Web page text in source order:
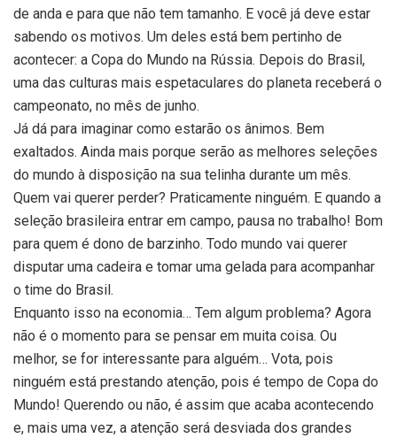
de anda e para que não tem tamanho. E você já deve estar
sabendo os motivos. Um deles está bem pertinho de
acontecer: a Copa do Mundo na Rússia. Depois do Brasil,
uma das culturas mais espetaculares do planeta receberá o
campeonato, no mês de junho.
Já dá para imaginar como estarão os ânimos. Bem
exaltados. Ainda mais porque serão as melhores seleções
do mundo à disposição na sua telinha durante um mês.
Quem vai querer perder? Praticamente ninguém. E quando a
seleção brasileira entrar em campo, pausa no trabalho! Bom
para quem é dono de barzinho. Todo mundo vai querer
disputar uma cadeira e tomar uma gelada para acompanhar
o time do Brasil.
Enquanto isso na economia… Tem algum problema? Agora
não é o momento para se pensar em muita coisa. Ou
melhor, se for interessante para alguém… Vota, pois
ninguém está prestando atenção, pois é tempo de Copa do
Mundo! Querendo ou não, é assim que acaba acontecendo
e, mais uma vez, a atenção será desviada dos grandes